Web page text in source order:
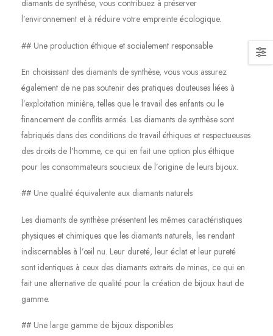
diamants de synthèse, vous contribuez à préserver
l’environnement et à réduire votre empreinte écologique.
## Une production éthique et socialement responsable
En choisissant des diamants de synthèse, vous vous assurez
également de ne pas soutenir des pratiques douteuses liées à
l’exploitation minière, telles que le travail des enfants ou le
financement de conflits armés. Les diamants de synthèse sont
fabriqués dans des conditions de travail éthiques et respectueuses
des droits de l’homme, ce qui en fait une option plus éthique
pour les consommateurs soucieux de l’origine de leurs bijoux.
## Une qualité équivalente aux diamants naturels
Les diamants de synthèse présentent les mêmes caractéristiques
physiques et chimiques que les diamants naturels, les rendant
indiscernables à l’œil nu. Leur dureté, leur éclat et leur pureté
sont identiques à ceux des diamants extraits de mines, ce qui en
fait une alternative de qualité pour la création de bijoux haut de
gamme.
## Une large gamme de bijoux disponibles